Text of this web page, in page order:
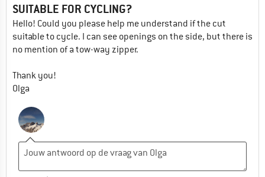
SUITABLE FOR CYCLING?
Hello! Could you please help me understand if the cut
suitable to cycle. I can see openings on the side, but there is
no mention of a tow-way zipper.
Thank you!
Olga